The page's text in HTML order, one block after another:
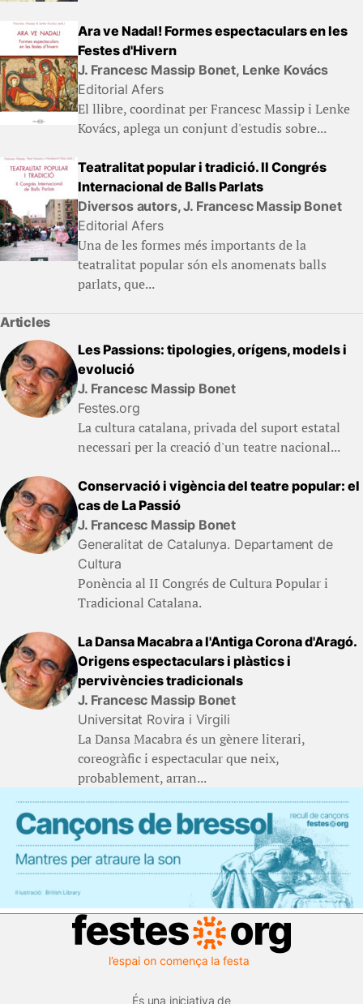
Ara ve Nadal! Formes espectaculars en les
Festes d'Hivern
J. Francesc Massip Bonet, Lenke Kovács
Editorial Afers
El llibre, coordinat per Francesc Massip i Lenke
Kovács, aplega un conjunt d'estudis sobre...
Teatralitat popular i tradició. II Congrés
Internacional de Balls Parlats
Diversos autors, J. Francesc Massip Bonet
Editorial Afers
Una de les formes més importants de la
teatralitat popular són els anomenats balls
parlats, que...
Articles
Les Passions: tipologies, orígens, models i
evolució
J. Francesc Massip Bonet
Festes.org
La cultura catalana, privada del suport estatal
necessari per la creació d'un teatre nacional...
Conservació i vigència del teatre popular: el
cas de La Passió
J. Francesc Massip Bonet
Generalitat de Catalunya. Departament de
Cultura
Ponència al II Congrés de Cultura Popular i
Tradicional Catalana.
La Dansa Macabra a l'Antiga Corona d'Aragó.
Origens espectaculars i plàstics i
pervivències tradicionals
J. Francesc Massip Bonet
Universitat Rovira i Virgili
La Dansa Macabra és un gènere literari,
coreogràfic i espectacular que neix,
probablement, arran...
És una iniciativa de